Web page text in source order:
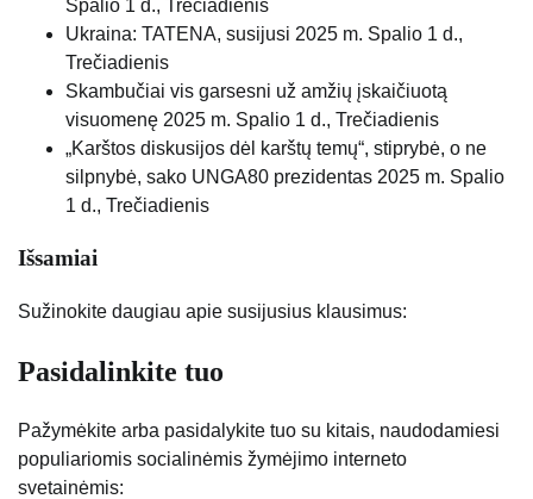
Spalio 1 d., Trečiadienis
Ukraina: TATENA, susijusi 2025 m. Spalio 1 d.,
Trečiadienis
Skambučiai vis garsesni už amžių įskaičiuotą
visuomenę 2025 m. Spalio 1 d., Trečiadienis
„Karštos diskusijos dėl karštų temų“, stiprybė, o ne
silpnybė, sako UNGA80 prezidentas 2025 m. Spalio
1 d., Trečiadienis
Išsamiai
Sužinokite daugiau apie susijusius klausimus:
Pasidalinkite tuo
Pažymėkite arba pasidalykite tuo su kitais, naudodamiesi
populiariomis socialinėmis žymėjimo interneto
svetainėmis: